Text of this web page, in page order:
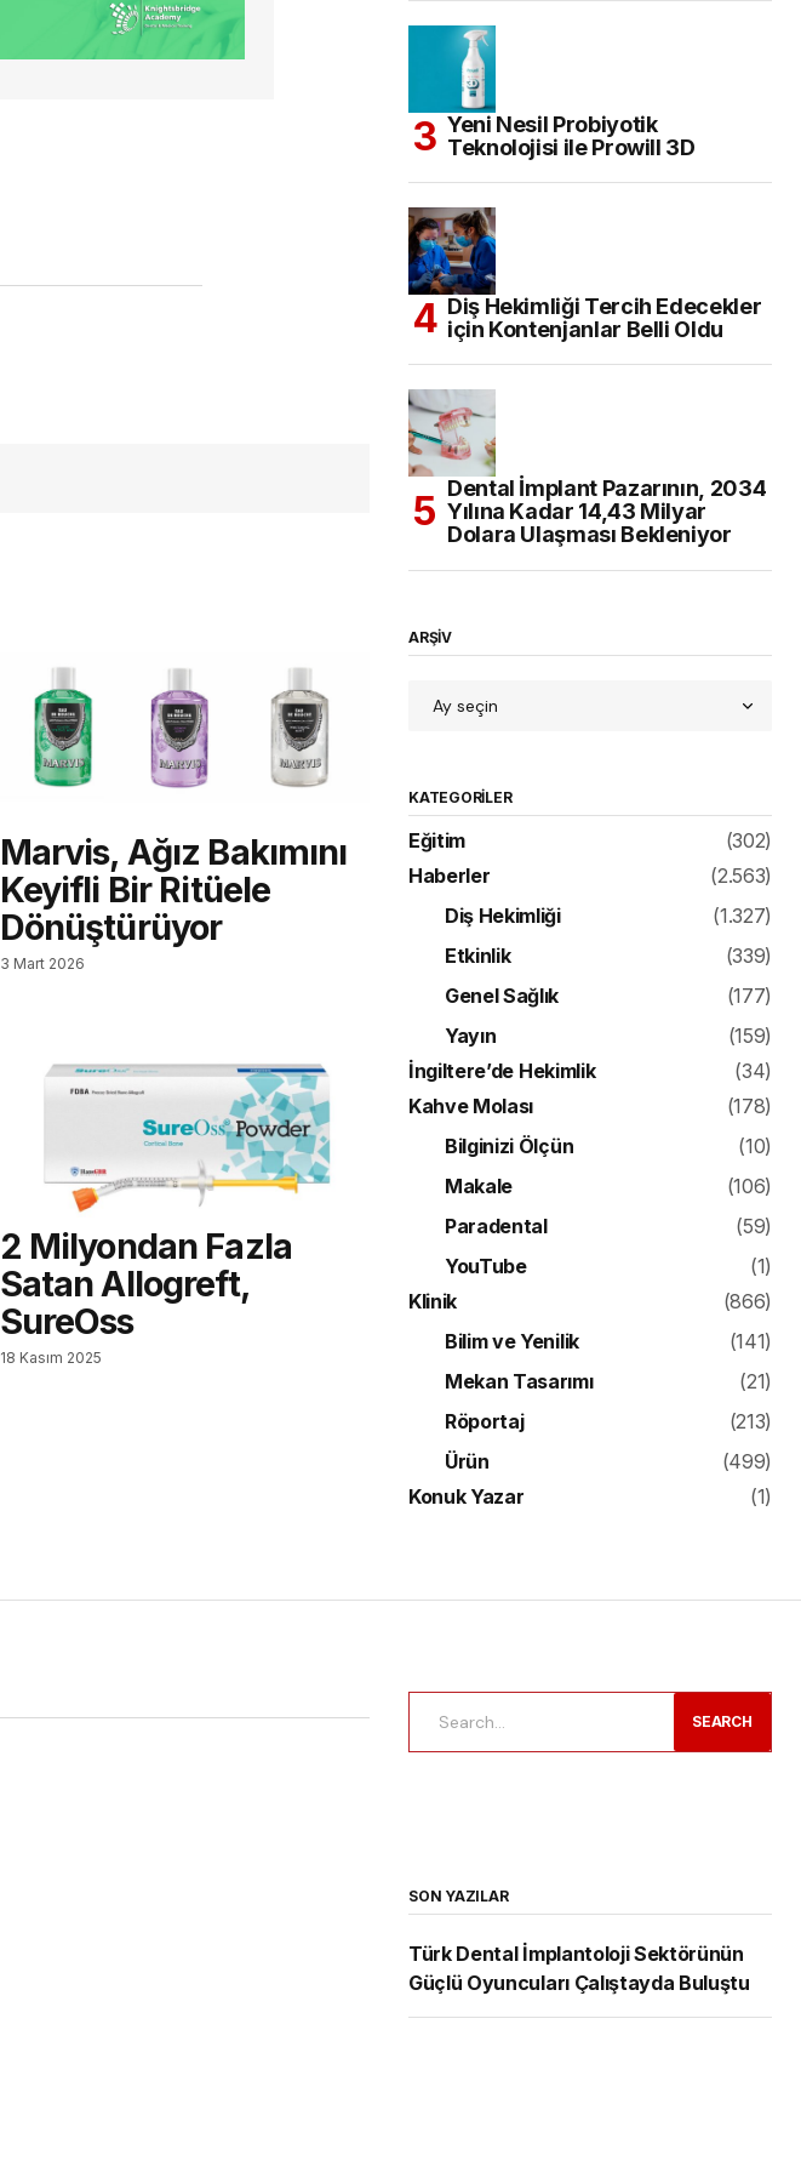
Marvis, Ağız Bakımını
Keyifli Bir Ritüele
Dönüştürüyor
3 Mart 2026
2 Milyondan Fazla
Satan Allogreft,
SureOss
18 Kasım 2025
Yeni Nesil Probiyotik
Teknolojisi ile Prowill 3D
Diş Hekimliği Tercih Edecekler
için Kontenjanlar Belli Oldu
Dental İmplant Pazarının, 2034
Yılına Kadar 14,43 Milyar
Dolara Ulaşması Bekleniyor
ARŞİV
KATEGORILER
Eğitim
(302)
Haberler
(2.563)
Diş Hekimliği
(1.327)
Etkinlik
(339)
Genel Sağlık
(177)
Yayın
(159)
İngiltere’de Hekimlik
(34)
Kahve Molası
(178)
Bilginizi Ölçün
(10)
Makale
(106)
Paradental
(59)
YouTube
(1)
Klinik
(866)
Bilim ve Yenilik
(141)
Mekan Tasarımı
(21)
Röportaj
(213)
Ürün
(499)
Konuk Yazar
(1)
SEARCH
SON YAZILAR
Türk Dental İmplantoloji Sektörünün
Güçlü Oyuncuları Çalıştayda Buluştu